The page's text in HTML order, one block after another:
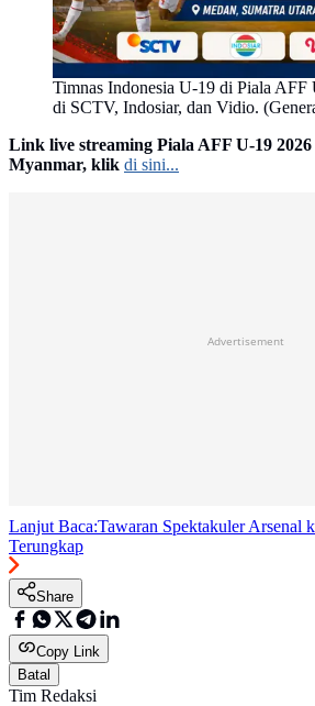
Timnas Indonesia U-19 di Piala
di SCTV, Indosiar, dan Vidio.
Link live streaming Piala AFF U-19
Myanmar, klik di sini...
Advertisement
Lanjut Baca:Tawaran Spektakuler Arsenal
Terungkap
Share
Copy Link
Batal
Tim Redaksi